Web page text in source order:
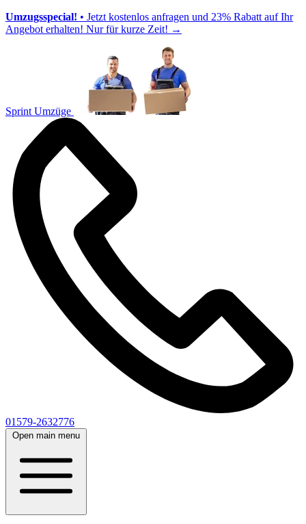
Umzugsspecial! • Jetzt kostenlos anfragen und 23% Rabatt auf Ihr
Angebot erhalten! Nur für kurze Zeit! →
Sprint Umzüge
01579-2632776
Open main menu